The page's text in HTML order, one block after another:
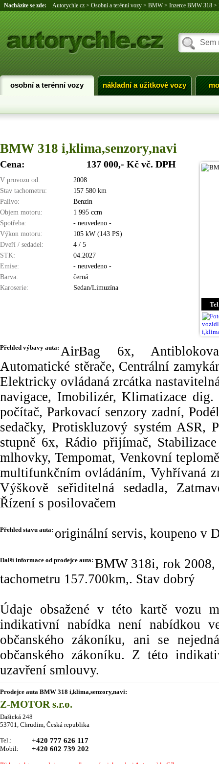
Nacházíte se zde: Autorychle.cz > Osobní a terénní vozy > BMW> Inzerce BMW 318 >
osobní a terénní vozy nákladní a užitkové vozy
BMW 318 i,klima,senzory,navi
Cena: 137 000,- Kč vč. DPH
V provozu od:
2008
Stav tachometru:
157 580 km
Palivo:
Benzín
Objem motoru:
1 995 ccm
Spotřeba:
- neuvedeno -
Výkon motoru:
105 kW (143 PS)
Dveří / sedadel:
4 / 5
STK:
04.2027
Emise:
- neuvedeno -
Barva:
černá
Karoserie:
Sedan/Limuzína
Přehled výbavy auta: AirBag 6x,
Automatické stěrače, Centrální
Elektricky ovládaná zrcátka
navigace, Imobilizér, Klimatizace
počítač, Parkovací senzory zadní,
sedačky, Protiskluzový systém ASR,
stupně 6x, Rádio přijímač,
mlhovky, Tempomat, Venkovní
multifunkčním ovládáním, Vyhřívaná
Výškově seřiditelná sedadla,
Řízení s posilovačem
Přehled stavu auta: originální servis, koupeno v
Další informace od prodejce auta: BMW 318i, rok 2008,
tachometru 157.700km,. Stav dobrý
Údaje obsažené v této kartě vozu
indikativní nabídka není nabídkou
občanského zákoníku, ani se
občanského zákoníku. Z této
uzavření smlouvy.
Prodejce auta BMW 318 i,klima,senzory,navi:
Z-MOTOR s.r.o.
Dašická 248
53701, Chrudim, Česká republika
Tel.: +420 777 626 117
Mobil: +420 602 739 202